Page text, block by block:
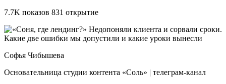
7.7K показов 831 открытие
Софья Чибышева
Основательница студии контента «Соль» | телеграм-канал